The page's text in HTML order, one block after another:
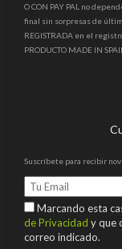
O CON PAY PAL no
final sin sorpresas de
REGISTRADA en el
PRODUCTO MADE IN
Suscríbete para recibir
Marcando esta
de Privacidad y que
correo indicado.